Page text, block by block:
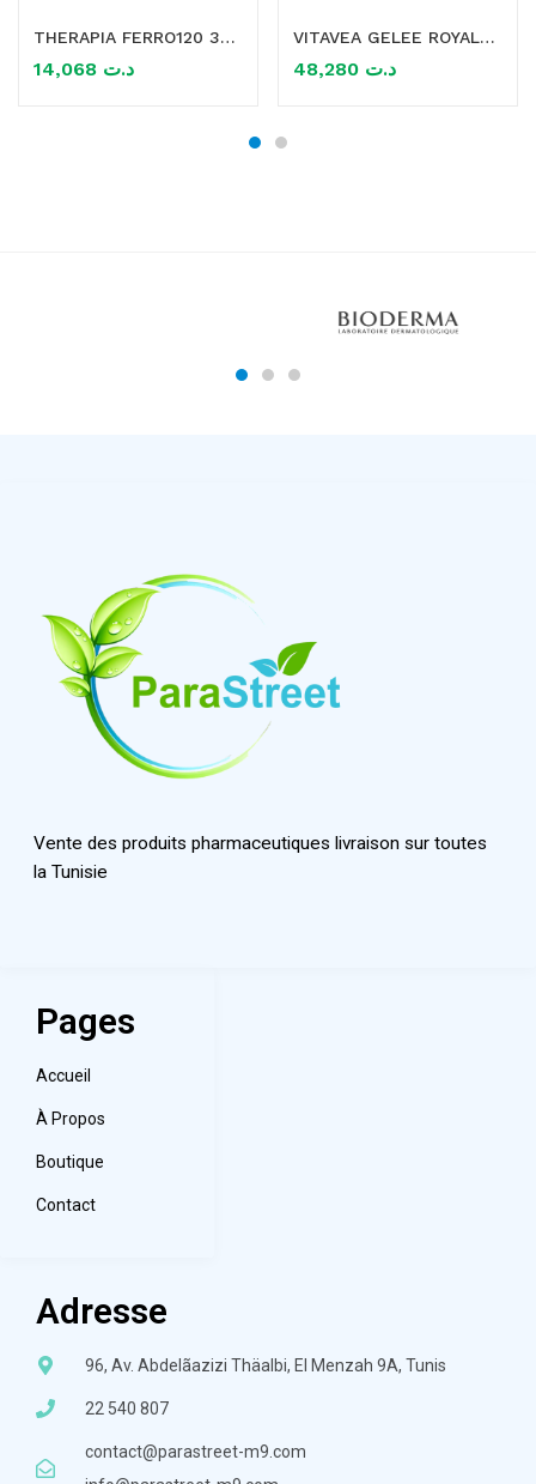
THERAPIA FERRO120 30 GELULES
د.ت
VITAVEA GELEE ROYALE DEFENSES NATURELLES 30 GELULES
د.ت
Vente des produits pharmaceutiques livraison sur toutes
la Tunisie
Pages
Accueil
À Propos
Boutique
Contact
Adresse
96, Av. Abdelãazizi Thäalbi, El Menzah 9A, Tunis
22 540 807
contact@parastreet-m9.com